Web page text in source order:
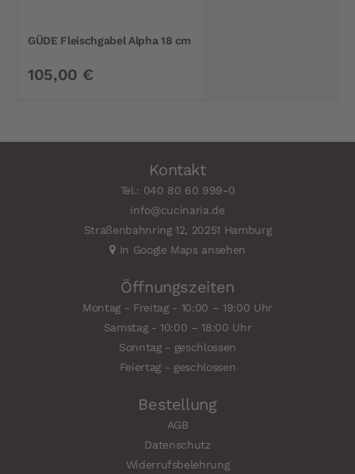
GÜDE Fleischgabel Alpha 18 cm
105,00 €
Kontakt
Tel.: 040 80 60 999-0
info@cucinaria.de
Straßenbahnring 12, 20251 Hamburg
In Google Maps ansehen
Öffnungszeiten
Montag - Freitag - 10:00 – 19:00 Uhr
Samstag - 10:00 – 18:00 Uhr
Sonntag - geschlossen
Feiertag - geschlossen
Bestellung
AGB
Datenschutz
Widerrufsbelehrung